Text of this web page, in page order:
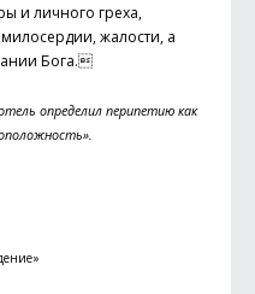
и личного греха,
жалости, а
Бога.
определил перипетию как